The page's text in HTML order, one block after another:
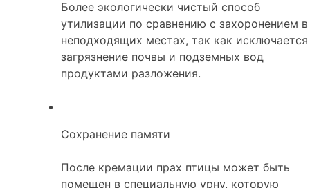
Более экологически чистый способ
утилизации по сравнению с захоронением в
неподходящих местах, так как исключается
загрязнение почвы и подземных вод
продуктами разложения.
Сохранение памяти
После кремации прах птицы может быть
помещен в специальную урну, которую